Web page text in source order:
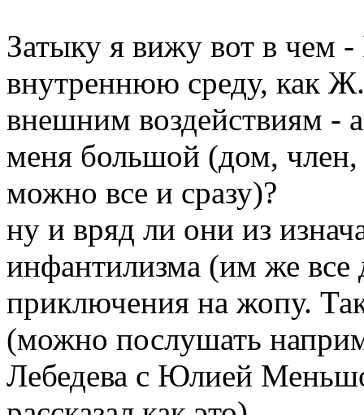
Затыку я вижу вот в чем
внутреннюю среду, как
внешним воздействиям -
меня большой (дом, член,
можно все и сразу)?
ну и вряд ли они из
инфантилизма (им же все
приключения на жопу.
(можно послушать
Лебедева с Юлией